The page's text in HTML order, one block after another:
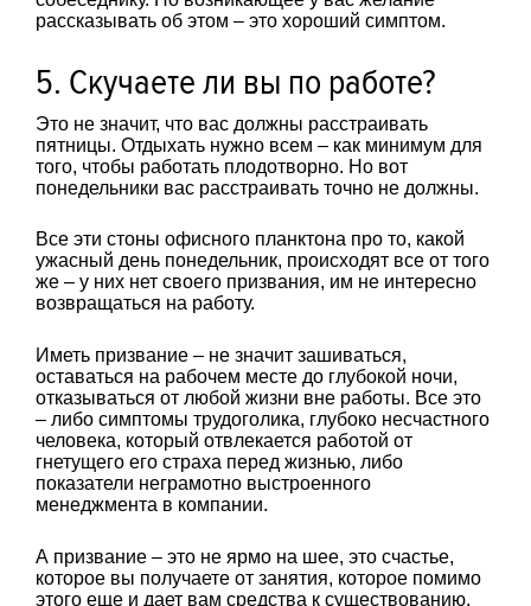
рассказывать об этом – это хороший симптом.
5. Скучаете ли вы по работе?
Это не значит, что вас должны расстраивать
пятницы. Отдыхать нужно всем – как минимум для
того, чтобы работать плодотворно. Но вот
понедельники вас расстраивать точно не должны.
Все эти стоны офисного планктона про то, какой
ужасный день понедельник, происходят все от того
же – у них нет своего призвания, им не интересно
возвращаться на работу.
Иметь призвание – не значит зашиваться,
оставаться на рабочем месте до глубокой ночи,
отказываться от любой жизни вне работы. Все это
– либо симптомы трудоголика, глубоко несчастного
человека, который отвлекается работой от
гнетущего его страха перед жизнью, либо
показатели неграмотно выстроенного
менеджмента в компании.
А призвание – это не ярмо на шее, это счастье,
которое вы получаете от занятия, которое помимо
этого еще и дает вам средства к существованию.